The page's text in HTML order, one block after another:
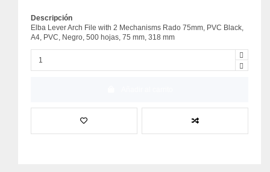
Descripción
Elba Lever Arch File with 2 Mechanisms Rado 75mm, PVC Black,
A4, PVC, Negro, 500 hojas, 75 mm, 318 mm